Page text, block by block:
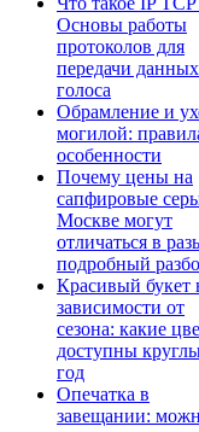
Основы работы
протоколов для
передачи
голоса
Обрамление и
могилой:
особенности
Почему цены на
сапфировые
Москве могут
отличаться в
подробный
Красивый букет
зависимости от
сезона: какие
доступны
год
Опечатка в
завещании: